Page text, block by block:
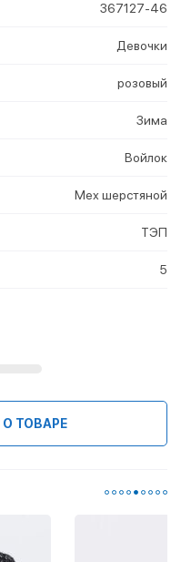
367127-46
Девочки
розовый
Зима
Войлок
Мех шерстяной
ТЭП
5
ТОВАРЕ